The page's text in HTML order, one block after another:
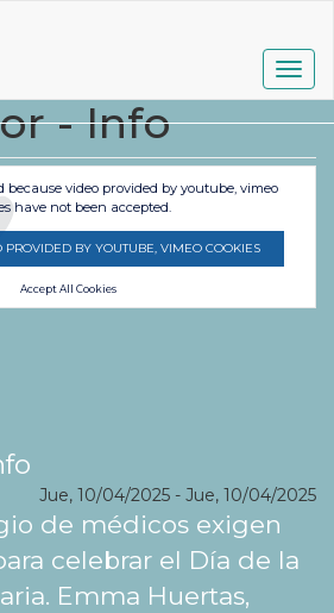
- Info
because video provided by youtube, vimeo
have not been accepted.
PROVIDED BY YOUTUBE, VIMEO COOKIES
Accept All Cookies
Jue, 10/04/2025 - Jue, 10/04/2025
de médicos exigen
celebrar el Día de la
Emma Huertas,